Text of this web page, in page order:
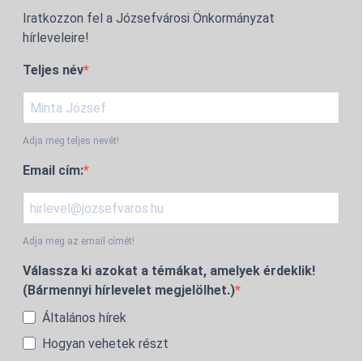
Iratkozzon fel a Józsefvárosi Önkormányzat
hírleveleire!
Teljes név
Adja meg teljes nevét!
Email cím:
Adja meg az email címét!
Válassza ki azokat a témákat, amelyek érdeklik!
(Bármennyi hírlevelet megjelölhet.)
Általános hírek
Hogyan vehetek részt